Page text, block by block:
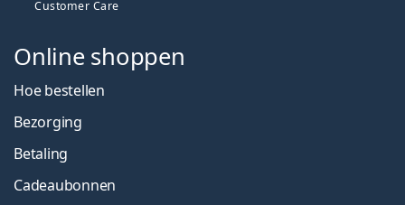
Customer Care
Online shoppen
Hoe bestellen
Bezorging
Betaling
Cadeaubonnen